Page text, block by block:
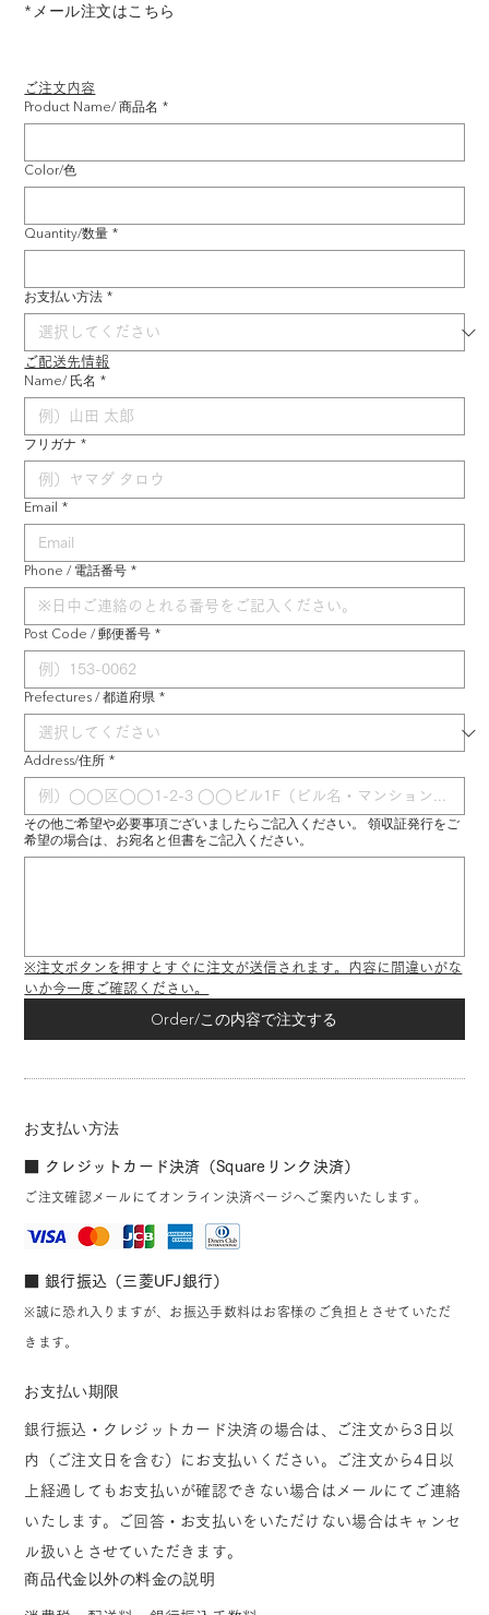
ご注文内容
Product Name/ 商品名 *
Color/色
Quantity/数量 *
お支払い方法 *
ご配送先情報
Name/ 氏名 *
フリガナ *
Email *
Phone / 電話番号 *
Post Code / 郵便番号 *
Prefectures / 都道府県 *
Address/住所 *
その他ご希望や必要事項ございましたらご記入ください。 領収証発行をご
希望の場合は、お宛名と但書をご記入ください。
※注文ボタンを押すとすぐに注文が送信されます。内容に間違いがな
いか今一度ご確認ください。
Order/この内容で注文する
お支払い方法
■ クレジットカード決済（Squareリンク決済）
ご注文確認メールにてオンライン決済ページへご案内いたします。
■ 銀行振込（三菱UFJ銀行）
※誠に恐れ入りますが、お振込手数料はお客様のご負担とさせていただ
きます。
お支払い期限
銀行振込・クレジットカード決済の場合は、ご注文から3日以
内（ご注文日を含む）にお支払いください。ご注文から4日以
上経過してもお支払いが確認できない場合はメールにてご連絡
いたします。ご回答・お支払いをいただけない場合はキャンセ
ル扱いとさせていただきます。
商品代金以外の料金の説明
*メール注文はこちら